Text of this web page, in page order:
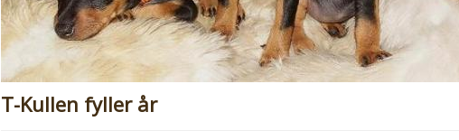
T-Kullen fyller år